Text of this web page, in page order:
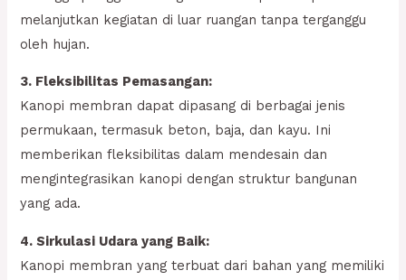
melanjutkan kegiatan di luar ruangan tanpa terganggu
oleh hujan.
3. Fleksibilitas Pemasangan:
Kanopi membran dapat dipasang di berbagai jenis
permukaan, termasuk beton, baja, dan kayu. Ini
memberikan fleksibilitas dalam mendesain dan
mengintegrasikan kanopi dengan struktur bangunan
yang ada.
4. Sirkulasi Udara yang Baik:
Kanopi membran yang terbuat dari bahan yang memiliki